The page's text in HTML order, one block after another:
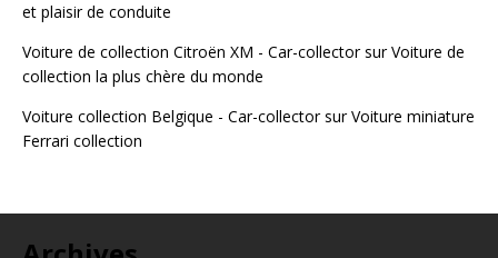
et plaisir de conduite
Voiture de collection Citroën XM - Car-collectorsurVoiture de
collection la plus chère du monde
Voiture collection Belgique - Car-collectorsurVoiture miniature
Ferrari collection